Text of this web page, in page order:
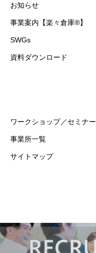
お知らせ
事業案内【楽々倉庫®】
SWGs
資料ダウンロード
ワークショップ／セミナー
事業所一覧
サイトマップ